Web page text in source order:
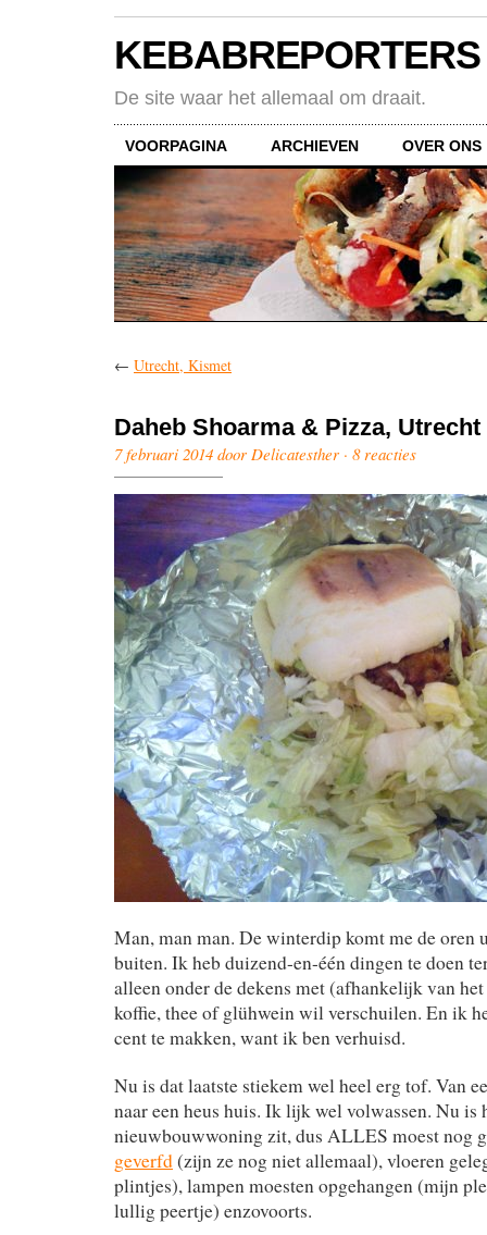
KEBABREPORTERS
De site waar het allemaal om draait.
VOORPAGINA ARCHIEVEN OVER ONS
← Utrecht, Kismet
Daheb Shoarma & Pizza, Utrecht
7 februari 2014 door Delicatesther · 8 reacties
Man, man man. De winterdip komt me de oren
buiten. Ik heb duizend-en-één dingen te doen
alleen onder de dekens met (afhankelijk van
koffie, thee of glühwein wil verschuilen. En ik
cent te makken, want ik ben verhuisd.
Nu is dat laatste stiekem wel heel erg tof. Van
naar een heus huis. Ik lijk wel volwassen. Nu is
nieuwbouwwoning zit, dus ALLES moest nog
geverfd(zijn ze nog niet allemaal), vloeren
plintjes), lampen moesten opgehangen (mijn
lullig peertje) enzovoorts.